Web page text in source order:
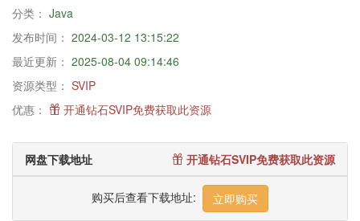
分类： Java
发布时间： 2024-03-12 13:15:22
最近更新： 2025-08-04 09:14:46
资源类型： SVIP
优惠：
开通钻石SVIP免费获取此资源
开通钻石SVIP免费获取此资源
网盘下载地址
购买后查看下载地址: 立即购买